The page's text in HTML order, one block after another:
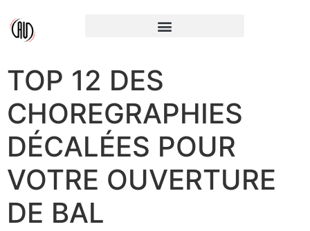
TOP 12 DES
CHOREGRAPHIES
DÉCALÉES POUR
VOTRE OUVERTURE
DE BAL